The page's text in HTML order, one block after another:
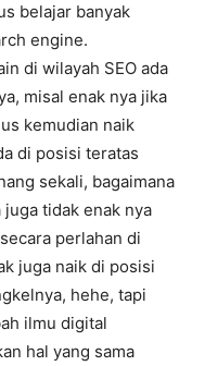
belajar banyak
engine.
di wilayah SEO ada
misal enak nya jika
kemudian naik
di posisi teratas
sekali, bagaimana
tidak enak nya
perlahan di
juga naik di posisi
hehe, tapi
ilmu digital
hal yang sama